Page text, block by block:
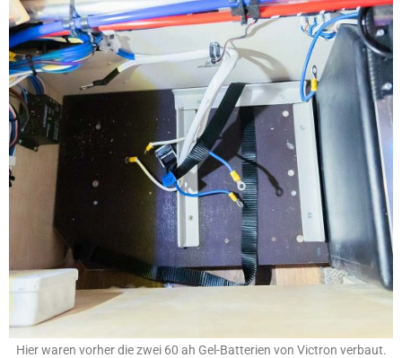
Hier waren vorher die zwei 60 ah Gel-Batterien von Victron verbaut.